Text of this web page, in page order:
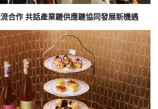
合作 共話產業鏈供應鏈協同發展新機遇